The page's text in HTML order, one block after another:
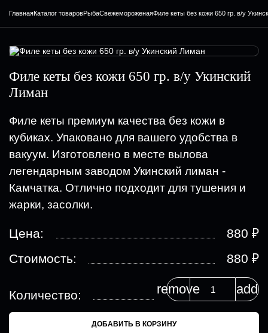
ГлавнаяКаталог товаровРыбаСвежемороженаяФиле кеты без кожи 650 гр. в/у
Филе кеты без кожи 650 гр. в/у Укинский
Лиман
Филе кеты премиум качества без кожи в
кубиках. Упаковано для вашего удобства в
вакуум. Изготовлено в месте вылова
легендарным заводом Укинский лиман -
Камчатка. Отлично подходит для тушения и
жарки, засолки.
Цена: 880 ₽
Стоимость: 880 ₽
Количество: remove add
ДОБАВИТЬ В КОРЗИНУ